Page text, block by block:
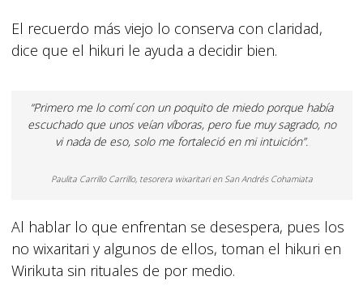
El recuerdo más viejo lo conserva con claridad,
dice que el hikuri le ayuda a decidir bien.
“Primero me lo comí con un poquito de miedo porque había
escuchado que unos veían víboras, pero fue muy sagrado, no
vi nada de eso, solo me fortaleció en mi intuición”.
Paulita Carrillo Carrillo, tesorera wixaritari en San Andrés Cohamiata
Al hablar lo que enfrentan se desespera, pues los
no wixaritari y algunos de ellos, toman el hikuri en
Wirikuta sin rituales de por medio.